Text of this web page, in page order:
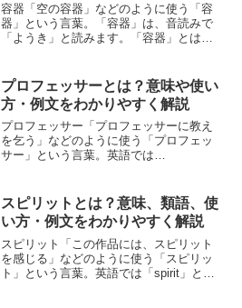
容器「空の容器」などのように使う「容
器」という言葉。「容器」は、音読みで
「ようき」と読みます。「容器」とは、
について、小説などの用例を紹介しなが
ら、わかりやすく解説して...
プロフェッサーとは？意味や使い
方・例文をわかりやすく解説
プロフェッサー「プロフェッサーに教え
を乞う」などのように使う「プロフェッ
サー」という言葉。英語では
しょうか？この記事では「プロフェッサ
ー」の意味や使い方につい...
スピリットとは？意味、類語、使
い方・例文をわかりやすく解説
スピリット「この作品には、スピリット
を感じる」などのように使う「スピリッ
ト」という言葉。英語では「spirit」と表